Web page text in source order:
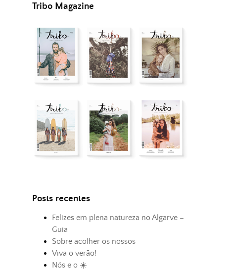
Tribo Magazine
Posts recentes
Felizes em plena natureza no Algarve –
Guia
Sobre acolher os nossos
Viva o verão!
Nós e o ☀️